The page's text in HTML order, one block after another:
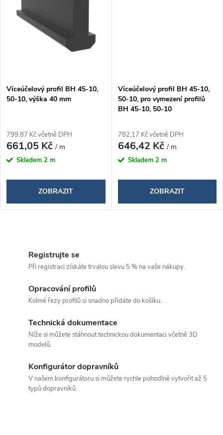
Víceúčelový profil BH 45-10,
50-10, výška 40 mm
799,87 Kč včetně DPH
661,05 Kč/ m
Skladem 2 m
ZOBRAZIT
Víceúčelový profil BH 45-10,
50-10, pro vymezení profilů
BH 45-10, 50-10
782,17 Kč včetně DPH
646,42 Kč/ m
Skladem 2 m
ZOBRAZIT
Registrujte se
Při registraci získáte trvalou slevu 5 % na vaše nákupy.
Opracování profilů
Kolmé řezy profilů si snadno přidáte do košíku.
Technická dokumentace
Níže si můžete stáhnout technickou dokumentaci včetně 3D
modelů.
Konfigurátor dopravníků
V našem konfigurátoru si můžete rychle pohodlně vytvořit až 5
typů dopravníků.